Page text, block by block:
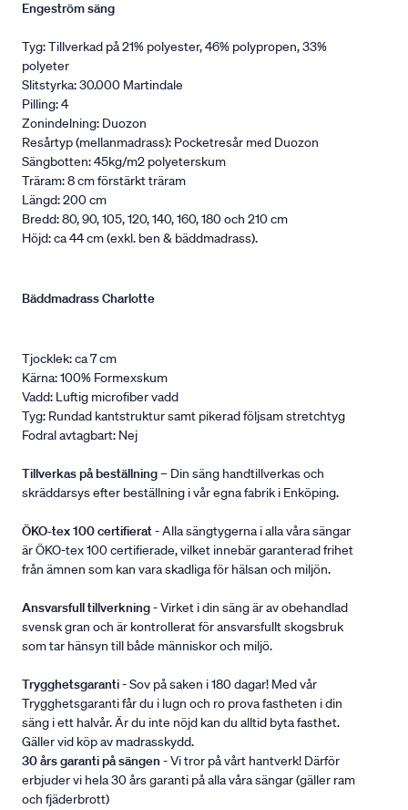
Engeström säng
Tyg: Tillverkad på 21% polyester, 46% polypropen, 33%
polyeter
Slitstyrka: 30.000 Martindale
Pilling: 4
Zonindelning: Duozon
Resårtyp (mellanmadrass): Pocketresår med Duozon
Sängbotten: 45kg/m2 polyeterskum
Träram: 8 cm förstärkt träram
Längd: 200 cm
Bredd: 80, 90, 105, 120, 140, 160, 180 och 210 cm
Höjd: ca 44 cm (exkl. ben & bäddmadrass).
Bäddmadrass Charlotte
Tjocklek: ca 7 cm
Kärna: 100% Formexskum
Vadd: Luftig microfiber vadd
Tyg: Rundad kantstruktur samt pikerad följsam stretchtyg
Fodral avtagbart: Nej
Tillverkas på beställning– Din säng handtillverkas och
skräddarsys efter beställning i vår egna fabrik i Enköping.
ÖKO-tex 100 certifierat- Alla sängtygerna i alla våra sängar
är ÖKO-tex 100 certifierade, vilket innebär garanterad frihet
från ämnen som kan vara skadliga för hälsan och miljön.
Ansvarsfull tillverkning- Virket i din säng är av obehandlad
svensk gran och är kontrollerat för ansvarsfullt skogsbruk
som tar hänsyn till både människor och miljö.
Trygghetsgaranti- Sov på saken i 180 dagar! Med vår
Trygghetsgaranti får du i lugn och ro prova fastheten i din
säng i ett halvår. Är du inte nöjd kan du alltid byta fasthet.
Gäller vid köp av madrasskydd.
30 års garanti på sängen - Vi tror på vårt hantverk! Därför
erbjuder vi hela 30 års garanti på alla våra sängar (gäller ram
och fjäderbrott)